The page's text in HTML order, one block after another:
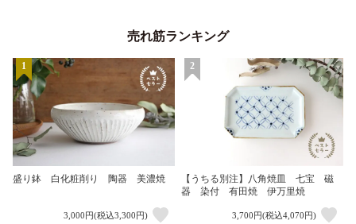
売れ筋ランキング
1
盛り鉢 白化粧削り 陶器 美濃焼
3,000円(税込3,300円)
2
【うちる別注】八角焼皿 七宝 磁
器 染付 有田焼 伊万里焼
3,700円(税込4,070円)